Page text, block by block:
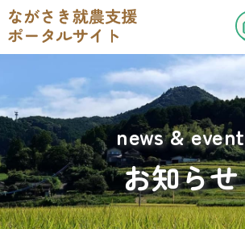
news & event
お知らせ